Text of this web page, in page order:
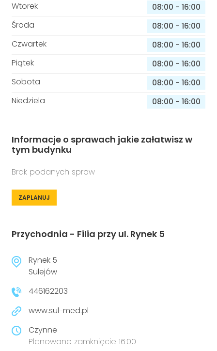
Wtorek
08:00 - 16:00
Środa
08:00 - 16:00
Czwartek
08:00 - 16:00
Piątek
08:00 - 16:00
Sobota
08:00 - 16:00
Niedziela
08:00 - 16:00
Informacje o sprawach jakie załatwisz w
tym budynku
Brak podanych spraw
ZAPLANUJ
Przychodnia - Filia przy ul. Rynek 5
Rynek 5
Sulejów
446162203
www.sul-med.pl
Czynne
Planowane zamknięcie 16:00